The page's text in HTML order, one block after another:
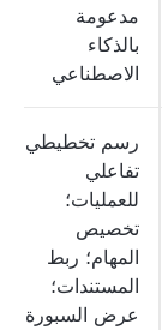
مدعومة
بالذكاء
الاصطناعي
رسم تخطيطي
تفاعلي
للعمليات؛
تخصيص
المهام؛ ربط
المستندات؛
عرض السبورة